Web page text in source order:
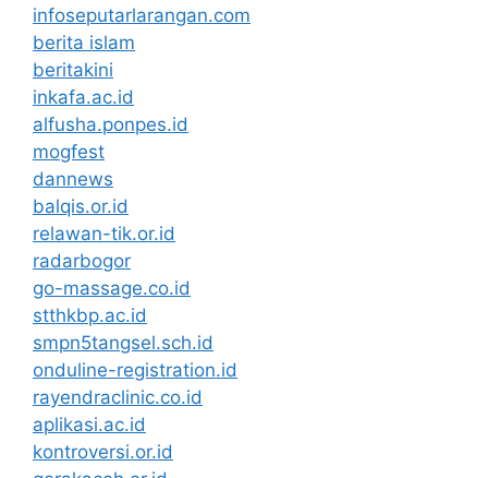
infoseputarlarangan.com
berita islam
beritakini
inkafa.ac.id
alfusha.ponpes.id
mogfest
dannews
balqis.or.id
relawan-tik.or.id
radarbogor
go-massage.co.id
stthkbp.ac.id
smpn5tangsel.sch.id
onduline-registration.id
rayendraclinic.co.id
aplikasi.ac.id
kontroversi.or.id